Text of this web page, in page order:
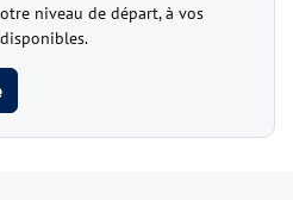
niveau de départ, à vos